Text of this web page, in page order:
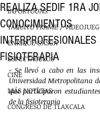
INFORTOONS
TAQUITO FRAME /
ENRIQUE GASGA
ESPECTACULOS
CINE
MÁS NOTÍCIAS
CONGRESO DE TLAXCALA
REALIZA SEDIF 1RA
CONOCIMIENTOS
INTERPROFESIONALES
FISIOTERAPIA
- Se llevó a cabo en las
Universidad Metropolitana
que participaron
de la fisioterapia